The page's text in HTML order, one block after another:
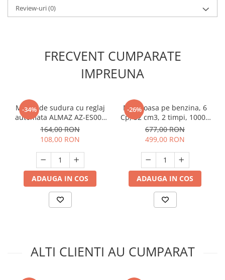
Ventilatoare & Sisteme Racire
Foarfeci tuns oi
Review-uri(0)
FRECVENT CUMPARATE
IMPREUNA
-34%
Masca de sudura cu reglaj
automata ALMAZ AZ-ES008
BY350E-ROSE, Cristale
Lichide
164,00 RON
108,00 RON
ADAUGA IN COS
-26%
Motocoasa pe benzina, 6
Cp, 52 cm3, 2 timpi, 10000
Rpm, accesorii incluse,
cadou 3 mosor fir,
YAMAMOTO
677,00 RON
499,00 RON
ADAUGA IN COS
ALTI CLIENTI AU CUMPARAT